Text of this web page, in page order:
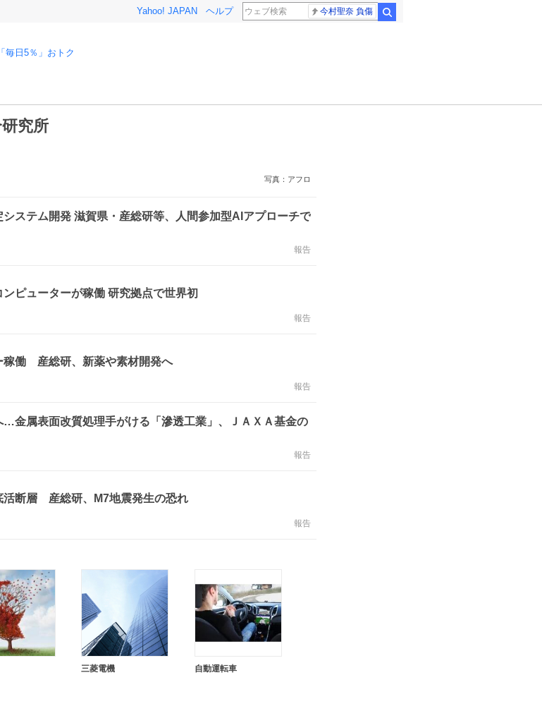
Yahoo! JAPAN ヘルプ 今村聖奈 負傷
毎日5％」おトク
究所
写真：アフロ
ステム開発 滋賀県・産総研等、人間参加型AIアプローチで
報告
ピューターが稼働 研究拠点で世界初
報告
稼働 産総研、新薬や素材開発へ
報告
…金属表面改質処理手がける「滲透工業」、ＪＡＸＡ基金の
報告
活断層 産総研、M7地震発生の恐れ
報告
三菱電機 自動運転車